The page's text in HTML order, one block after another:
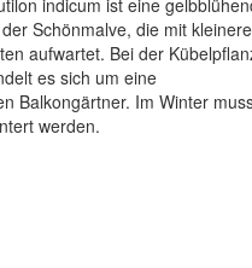
indicum ist eine
Schönmalve, die mit
aufwartet. Bei der
es sich um eine
Balkongärtner. Im Winter
werden.